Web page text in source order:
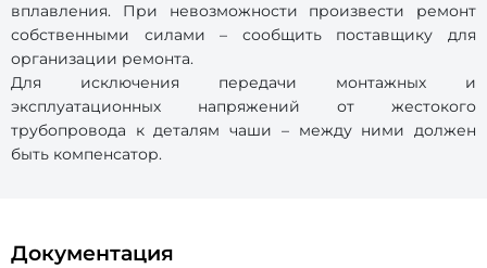
вплавления. При невозможности произвести ремонт
собственными силами – сообщить поставщику для
организации ремонта.
Для исключения передачи монтажных и
эксплуатационных напряжений от жестокого
трубопровода к деталям чаши – между ними должен
быть компенсатор.
Документация